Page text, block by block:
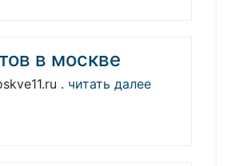
в москве
. читать далее